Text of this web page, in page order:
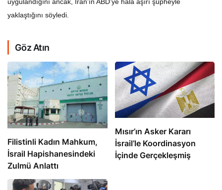
yaklaştığını söyledi.
Göz Atın
Filistinli Kadın Mahkum,
İsrail Hapishanesindeki
Zulmü Anlattı
Mısır’ın Asker Kararı
İsrail’le Koordinasyon
İçinde Gerçekleşmiş